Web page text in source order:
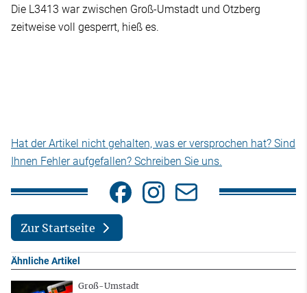
Die L3413 war zwischen Groß-Umstadt und Otzberg
zeitweise voll gesperrt, hieß es.
Hat der Artikel nicht gehalten, was er versprochen hat? Sind
Ihnen Fehler aufgefallen? Schreiben Sie uns.
Zur Startseite
Ähnliche Artikel
Groß-Umstadt